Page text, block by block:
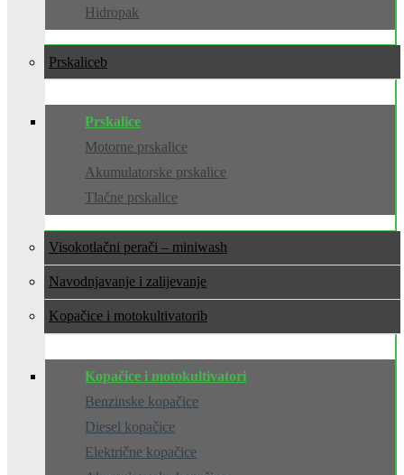
Hidropak
Prskalice
Prskalice
Motorne prskalice
Akumulatorske prskalice
Tlačne prskalice
Visokotlačni perači – miniwash
Navodnjavanje i zalijevanje
Kopačice i motokultivatori
Kopačice i motokultivatori
Benzinske kopačice
Diesel kopačice
Električne kopačice